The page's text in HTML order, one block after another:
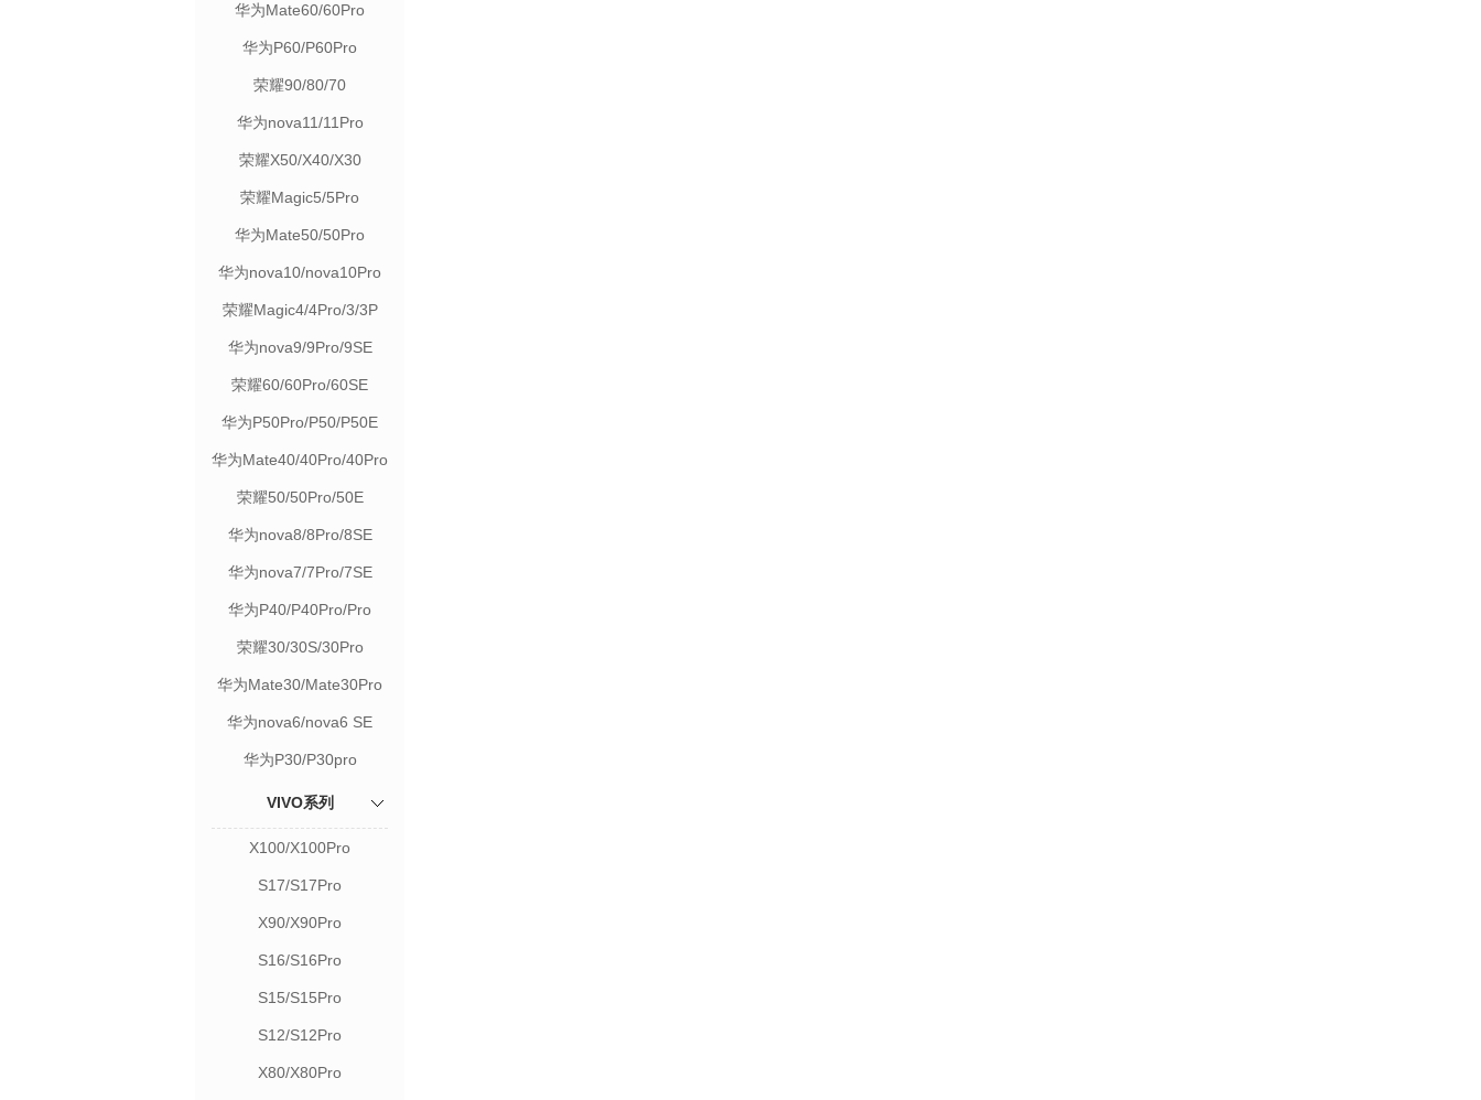
华为Mate60/60Pro
华为P60/P60Pro
荣耀90/80/70
华为nova11/11Pro
荣耀X50/X40/X30
荣耀Magic5/5Pro
华为Mate50/50Pro
华为nova10/nova10Pro
荣耀Magic4/4Pro/3/3P
华为nova9/9Pro/9SE
荣耀60/60Pro/60SE
华为P50Pro/P50/P50E
华为Mate40/40Pro/40Pro
荣耀50/50Pro/50E
华为nova8/8Pro/8SE
华为nova7/7Pro/7SE
华为P40/P40Pro/Pro
荣耀30/30S/30Pro
华为Mate30/Mate30Pro
华为nova6/nova6 SE
华为P30/P30pro
VIVO系列
X100/X100Pro
S17/S17Pro
X90/X90Pro
S16/S16Pro
S15/S15Pro
S12/S12Pro
X80/X80Pro